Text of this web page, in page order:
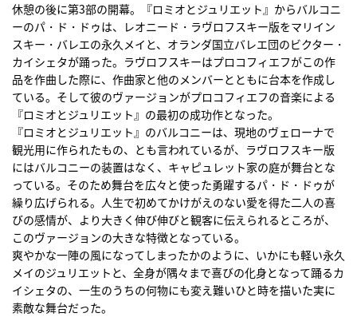
休憩の後に第3部の開幕。『ロミオとジュリエット』からバルコニ
ーのパ・ド・ドゥは、レオニード・ラヴロフスキー版をマリイン
スキー・バレエの永久メイと、オランダ国立バレエ団のビクター・
カイシェタが踊った。ラヴロフスキーはプロコフィエフがこの作
品を作曲した際に、作曲家と他のメンバーとともに台本を作成し
ている。そして彼のヴァージョンがプロコフィエフの音楽による
『ロミオとジュリエット』の最初の成功作となった。
『ロミオとジュリエット』のバルコニーは、現地のヴェローナで
観光用に作られたもの、とも言われているが、ラヴロフスキー版
にはバルコニーの装置はなく、キャピュレット家の庭が舞台とな
っている。そのため舞台を広々と使った勇躍するパ・ド・ドゥが
繰り広げられる。人生で初めてかけがえのない愛を得た二人の喜
びの感情が、より大きく伸び伸びと観客に伝えられるところが、
このヴァージョンの大きな特徴となっている。
爽やかな一陣の風になってしまったかのように、いかにも軽い永久
メイのジュリエットと、全身が隅々まで喜びの化身となって踊るカ
イシェタの、一生のうちの何物にも変え難いひと時を描いた実に
素敵な舞台だった。